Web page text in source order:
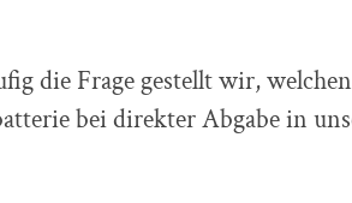
die Frage gestellt wir,
bei direkter Abgabe in